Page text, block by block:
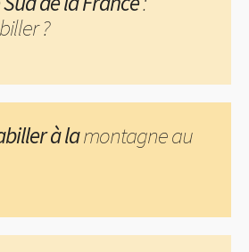
?
à lamontagne au